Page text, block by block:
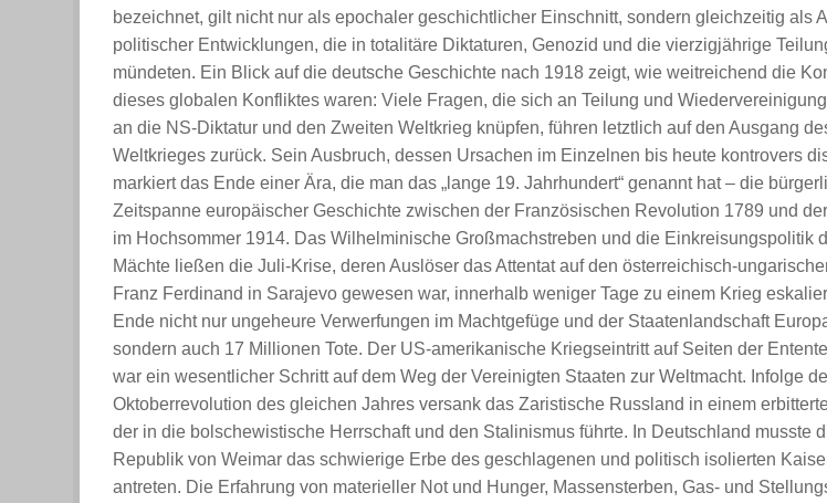
bezeichnet, gilt nicht nur als epochaler geschichtlicher Einschnitt, sondern gleichzeitig als
politischer Entwicklungen, die in totalitäre Diktaturen, Genozid und die vierzigjährige
mündeten. Ein Blick auf die deutsche Geschichte nach 1918 zeigt, wie weitreichend die
dieses globalen Konfliktes waren: Viele Fragen, die sich an Teilung und
an die NS-Diktatur und den Zweiten Weltkrieg knüpfen, führen letztlich auf den Ausgang
Weltkrieges zurück. Sein Ausbruch, dessen Ursachen im Einzelnen bis heute kontrovers
markiert das Ende einer Ära, die man das „lange 19. Jahrhundert“ genannt hat – die
Zeitspanne europäischer Geschichte zwischen der Französischen Revolution 1789 und
im Hochsommer 1914. Das Wilhelminische Großmachstreben und die Einkreisungspolitik
Mächte ließen die Juli-Krise, deren Auslöser das Attentat auf den österreichisch-
Franz Ferdinand in Sarajevo gewesen war, innerhalb weniger Tage zu einem Krieg
Ende nicht nur ungeheure Verwerfungen im Machtgefüge und der Staatenlandschaft
sondern auch 17 Millionen Tote. Der US-amerikanische Kriegseintritt auf Seiten der
war ein wesentlicher Schritt auf dem Weg der Vereinigten Staaten zur Weltmacht. Infolge
Oktoberrevolution des gleichen Jahres versank das Zaristische Russland in einem
der in die bolschewistische Herrschaft und den Stalinismus führte. In Deutschland musste
Republik von Weimar das schwierige Erbe des geschlagenen und politisch isolierten
antreten. Die Erfahrung von materieller Not und Hunger, Massensterben, Gas- und